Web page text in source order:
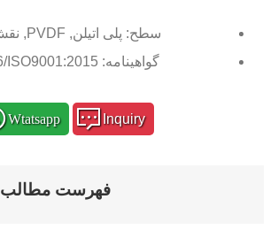
سطح: پلی اتیلن, PVDF, نقش برجسته, و غیره.
گواهینامه: GB/T19001-2016/ISO9001:2015
Wtatsapp Inquiry
فهرست مطالب